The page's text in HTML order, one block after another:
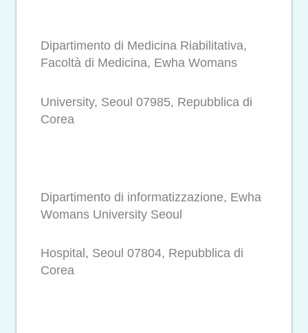
Dipartimento di Medicina Riabilitativa,
Facoltà di Medicina, Ewha Womans
University, Seoul 07985, Repubblica di
Corea
Dipartimento di informatizzazione, Ewha
Womans University Seoul
Hospital, Seoul 07804, Repubblica di
Corea